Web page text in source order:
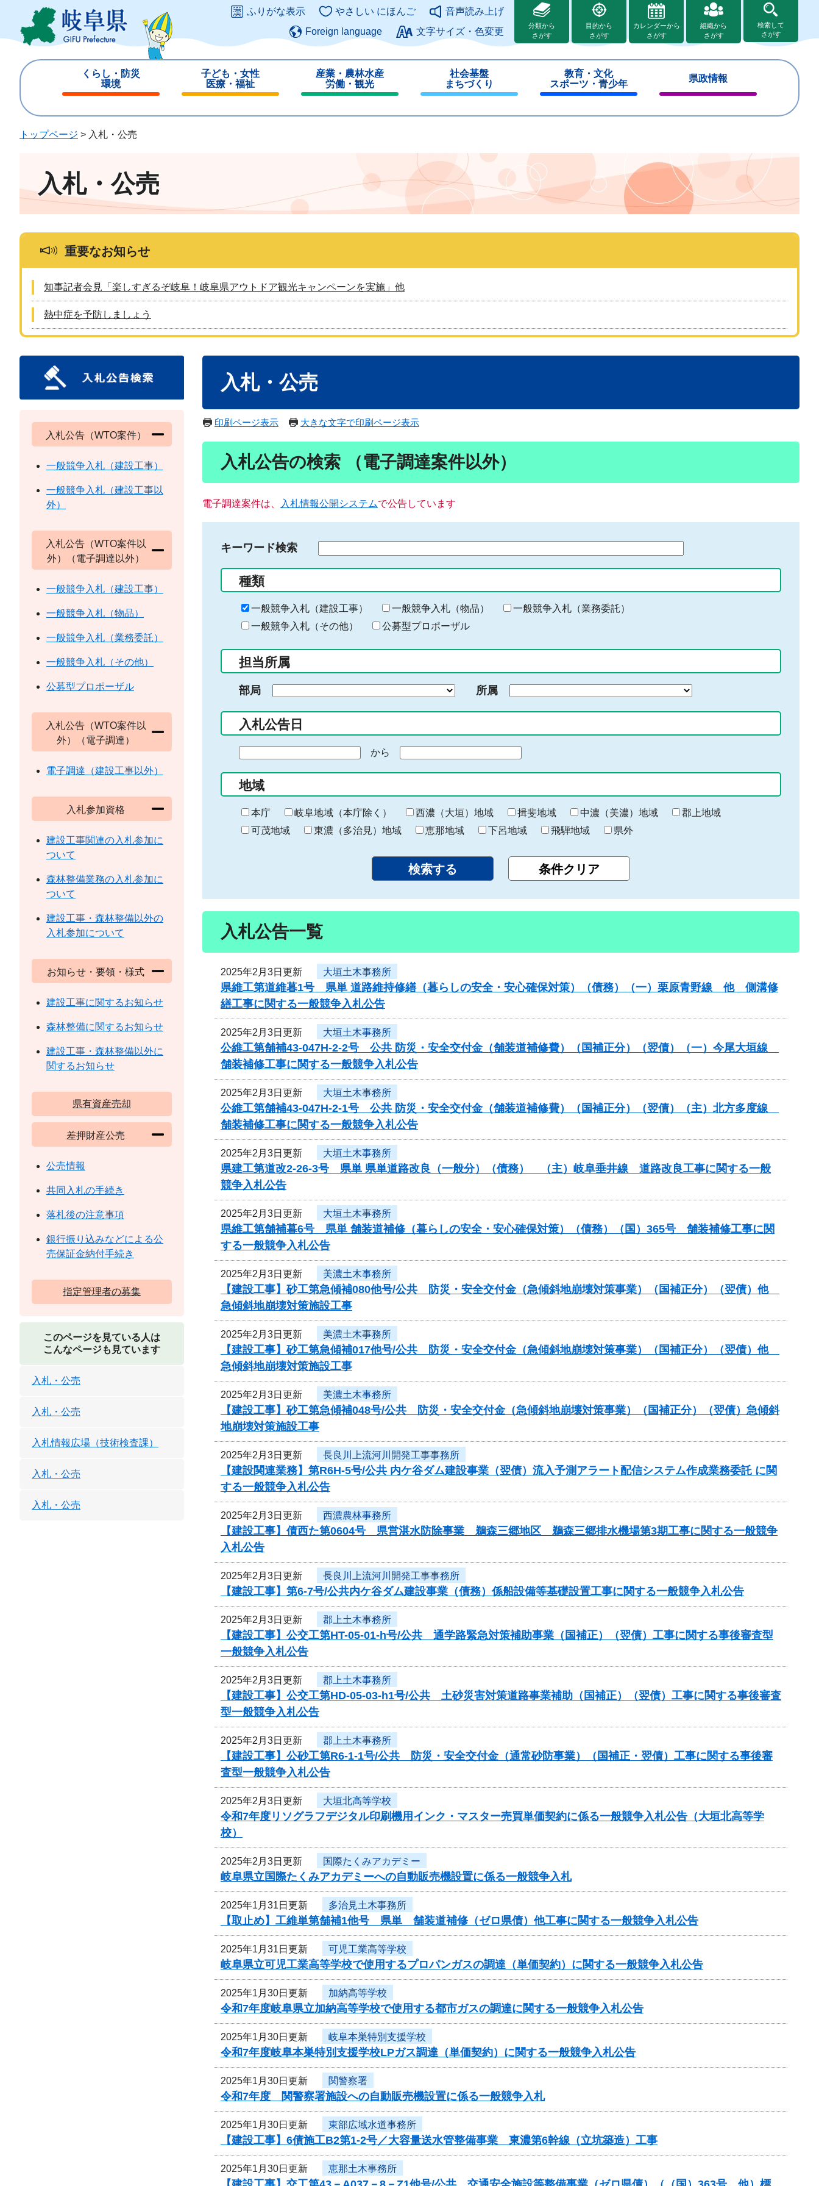
ジ
ュ
このページの本文へ
ふりがな表示 やさしい にほんご
音声読み上げ
Foreign language
文字サイズ・色変更
分類から
さがす
目的から
さがす
カレンダーから
さがす
組織から
さがす
検索して
さがす
くらし・防災
環境
じ
子ども・女性
医療・福祉
じ
産業・農林水産
労働・観光
じ
社会基盤
まちづくり
じ
教育・文化
スポーツ・青少年
じ
県政情報
じ
トップページ > 入札・公売
入札・公売
重要なお知らせ
知事記者会見「楽しすぎるぞ岐阜！岐阜県アウトドア観光キャンペーンを実施」他
熱中症を予防しましょう
入札・公売
印刷ページ表示 大きな文字で印刷ページ表示
入札公告の検索 （電子調達案件以外）
電子調達案件は、 入札情報公開システムで公告しています
キーワード検索
る
キ
ー
ー
入
力
種類
一般競争入札（建設工事） 一般競争入札（物品）
一般競争入札（業務委託）
一般競争入札（その他）
公募型プロポーザル
担当所属
部局 所属
入札公告日
の
始
ま
り
から
終
わ
り
地域
本庁 岐阜地域（本庁除く） 西濃（大垣）地域 揖斐地域 中濃（美濃）地域
郡上地域
可茂地域
東濃（多治見）地域 恵那地域 下呂地域 飛騨地域 県外
入札公告一覧
2025年2月3日更新 大垣土木事務所
県維工第道維暮1号 県単 道路維持修繕（暮らしの安全・安心確保対策）（債務）（一）栗原青野線 他 側溝修
繕工事に関する一般競争入札公告
2025年2月3日更新 大垣土木事務所
公維工第舗補43-047H-2-2号 公共 防災・安全交付金（舗装道補修費）（国補正分）（翌債）（一）今尾大垣線
舗装補修工事に関する一般競争入札公告
2025年2月3日更新 大垣土木事務所
公維工第舗補43-047H-2-1号 公共 防災・安全交付金（舗装道補修費）（国補正分）（翌債）（主）北方多度線
舗装補修工事に関する一般競争入札公告
2025年2月3日更新 大垣土木事務所
県建工第道改2-26-3号 県単 県単道路改良（一般分）（債務） （主）岐阜垂井線 道路改良工事に関する一般
競争入札公告
2025年2月3日更新 大垣土木事務所
県維工第舗補暮6号 県単 舗装道補修（暮らしの安全・安心確保対策）（債務）（国）365号 舗装補修工事に関
する一般競争入札公告
2025年2月3日更新 美濃土木事務所
【建設工事】砂工第急傾補080他号/公共 防災・安全交付金（急傾斜地崩壊対策事業）（国補正分）（翌債）他
急傾斜地崩壊対策施設工事
2025年2月3日更新 美濃土木事務所
【建設工事】砂工第急傾補017他号/公共 防災・安全交付金（急傾斜地崩壊対策事業）（国補正分）（翌債）他
急傾斜地崩壊対策施設工事
2025年2月3日更新 美濃土木事務所
【建設工事】砂工第急傾補048号/公共 防災・安全交付金（急傾斜地崩壊対策事業）（国補正分）（翌債）急傾斜
地崩壊対策施設工事
2025年2月3日更新 長良川上流河川開発工事事務所
【建設関連業務】第R6H-5号/公共 内ケ谷ダム建設事業（翌債）流入予測アラート配信システム作成業務委託 に関
する一般競争入札公告
2025年2月3日更新 西濃農林事務所
【建設工事】債西た第0604号 県営湛水防除事業 鵜森三郷地区 鵜森三郷排水機場第3期工事に関する一般競争
入札公告
2025年2月3日更新 長良川上流河川開発工事事務所
【建設工事】第6-7号/公共内ケ谷ダム建設事業（債務）係船設備等基礎設置工事に関する一般競争入札公告
2025年2月3日更新 郡上土木事務所
【建設工事】公交工第HT-05-01-h号/公共 通学路緊急対策補助事業（国補正）（翌債）工事に関する事後審査型
一般競争入札公告
2025年2月3日更新 郡上土木事務所
【建設工事】公交工第HD-05-03-h1号/公共 土砂災害対策道路事業補助（国補正）（翌債）工事に関する事後審査
型一般競争入札公告
2025年2月3日更新 郡上土木事務所
【建設工事】公砂工第R6-1-1号/公共 防災・安全交付金（通常砂防事業）（国補正・翌債）工事に関する事後審
査型一般競争入札公告
2025年2月3日更新 大垣北高等学校
令和7年度リソグラフデジタル印刷機用インク・マスター売買単価契約に係る一般競争入札公告（大垣北高等学
校）
2025年2月3日更新 国際たくみアカデミー
岐阜県立国際たくみアカデミーへの自動販売機設置に係る一般競争入札
2025年1月31日更新 多治見土木事務所
【取止め】工維単第舗補1他号 県単 舗装道補修（ゼロ県債）他工事に関する一般競争入札公告
2025年1月31日更新 可児工業高等学校
岐阜県立可児工業高等学校で使用するプロパンガスの調達（単価契約）に関する一般競争入札公告
2025年1月30日更新 加納高等学校
令和7年度岐阜県立加納高等学校で使用する都市ガスの調達に関する一般競争入札公告
2025年1月30日更新 岐阜本巣特別支援学校
令和7年度岐阜本巣特別支援学校LPガス調達（単価契約）に関する一般競争入札公告
2025年1月30日更新 関警察署
令和7年度 関警察署施設への自動販売機設置に係る一般競争入札
2025年1月30日更新 東部広域水道事務所
【建設工事】6債施工B2第1-2号／大容量送水管整備事業 東濃第6幹線（立坑築造）工事
2025年1月30日更新 恵那土木事務所
入札公告（WTO案件）
一般競争入札（建設工事）
一般競争入札（建設工事以
外）
入札公告（WTO案件以
外）（電子調達以外）
一般競争入札（建設工事）
一般競争入札（物品）
一般競争入札（業務委託）
一般競争入札（その他）
公募型プロポーザル
入札公告（WTO案件以
外）（電子調達）
電子調達（建設工事以外）
入札参加資格
建設工事関連の入札参加に
ついて
森林整備業務の入札参加に
ついて
建設工事・森林整備以外の
入札参加について
お知らせ・要領・様式
建設工事に関するお知らせ
森林整備に関するお知らせ
建設工事・森林整備以外に
関するお知らせ
県有資産売却
差押財産公売
公売情報
共同入札の手続き
落札後の注意事項
銀行振り込みなどによる公
売保証金納付手続き
指定管理者の募集
このページを見ている人は
こんなページも見ています
入札・公売
入札・公売
入札情報広場（技術検査課）
入札・公売
入札・公売